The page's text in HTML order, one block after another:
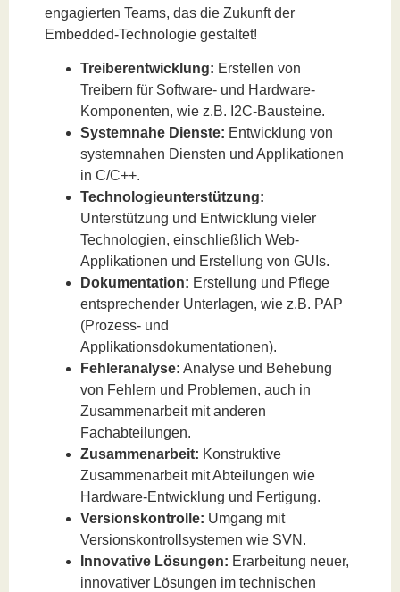
engagierten Teams, das die Zukunft der
Embedded-Technologie gestaltet!
Treiberentwicklung: Erstellen von
Treibern für Software- und Hardware-
Komponenten, wie z.B. I2C-Bausteine.
Systemnahe Dienste: Entwicklung von
systemnahen Diensten und Applikationen
in C/C++.
Technologieunterstützung:
Unterstützung und Entwicklung vieler
Technologien, einschließlich Web-
Applikationen und Erstellung von GUIs.
Dokumentation: Erstellung und Pflege
entsprechender Unterlagen, wie z.B. PAP
(Prozess- und
Applikationsdokumentationen).
Fehleranalyse: Analyse und Behebung
von Fehlern und Problemen, auch in
Zusammenarbeit mit anderen
Fachabteilungen.
Zusammenarbeit: Konstruktive
Zusammenarbeit mit Abteilungen wie
Hardware-Entwicklung und Fertigung.
Versionskontrolle: Umgang mit
Versionskontrollsystemen wie SVN.
Innovative Lösungen: Erarbeitung neuer,
innovativer Lösungen im technischen